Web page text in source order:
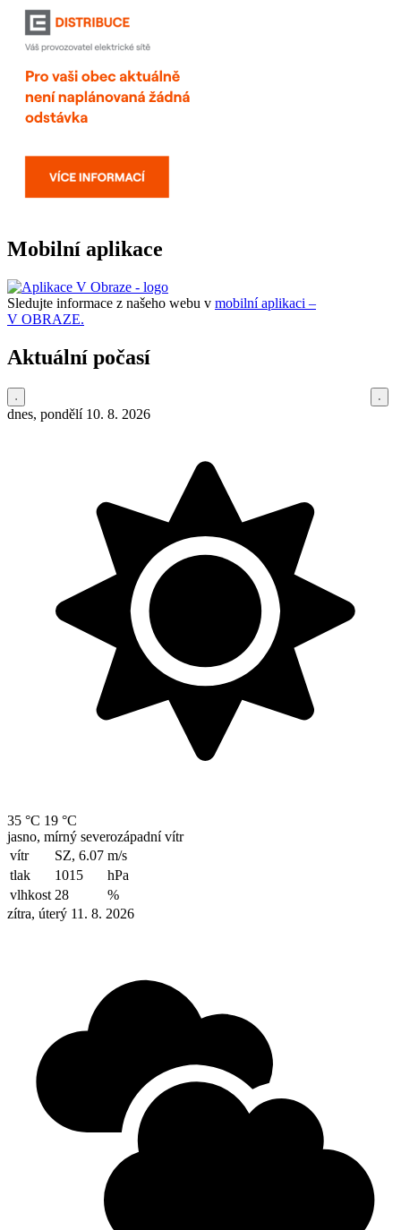
Mobilní aplikace
Sledujte informace z našeho webu v mobilní aplikaci –
V OBRAZE.
Aktuální počasí
dnes, pondělí 10. 8. 2026
35 °C 19 °C
jasno, mírný severozápadní vítr
vítr
SZ, 6.07 m/s
tlak
1015
hPa
vlhkost 28
%
zítra, úterý 11. 8. 2026